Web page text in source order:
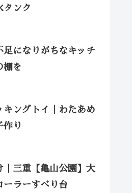
タンク
足になりがちなキッチ
棚を
キングトイ｜わたあめ
作り
｜三重【亀山公園】大
ーラーすべり台